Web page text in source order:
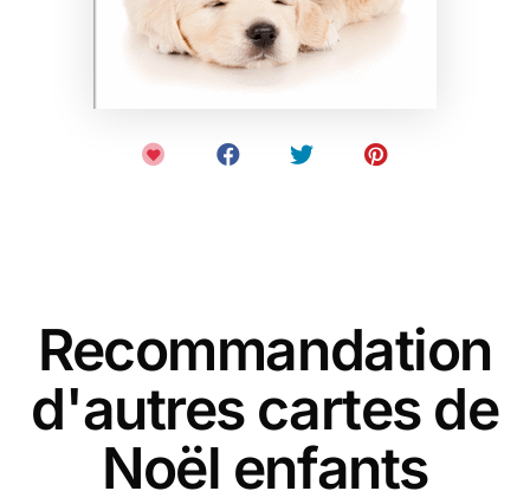
Recommandation
d'autres cartes de
Noël enfants